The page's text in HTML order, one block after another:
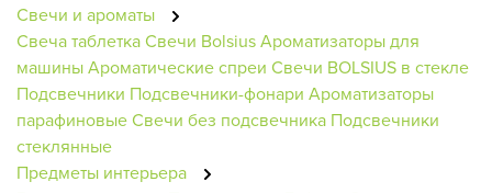
Свечи и ароматы
Свеча таблеткаСвечи BolsiusАроматизаторы для
машиныАроматические спреи Свечи BOLSIUS в стекле
Подсвечники Подсвечники-фонари Ароматизаторы
парафиновыеСвечи без подсвечника Подсвечники
стеклянные
Предметы интерьера